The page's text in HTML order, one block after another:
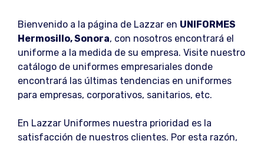
Bienvenido a la página de Lazzar en UNIFORMES
Hermosillo, Sonora, con nosotros encontrará el
uniforme a la medida de su empresa. Visite nuestro
catálogo de uniformes empresariales donde
encontrará las últimas tendencias en uniformes
para empresas, corporativos, sanitarios, etc.
En Lazzar Uniformes nuestra prioridad es la
satisfacción de nuestros clientes. Por esta razón,